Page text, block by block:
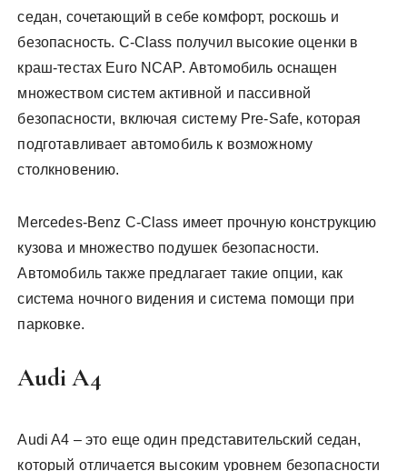
седан, сочетающий в себе комфорт, роскошь и
безопасность. C-Class получил высокие оценки в
краш-тестах Euro NCAP. Автомобиль оснащен
множеством систем активной и пассивной
безопасности, включая систему Pre-Safe, которая
подготавливает автомобиль к возможному
столкновению.
Mercedes-Benz C-Class имеет прочную конструкцию
кузова и множество подушек безопасности.
Автомобиль также предлагает такие опции, как
система ночного видения и система помощи при
парковке.
Audi A4
Audi A4 – это еще один представительский седан,
который отличается высоким уровнем безопасности